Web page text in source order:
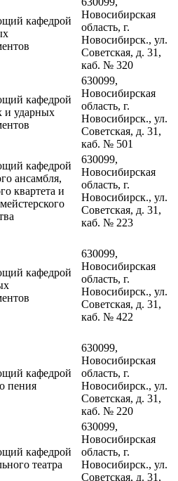
кафедрой
Новосибирская
область, г.
Новосибирск., ул.
Советская, д. 31,
каб. № 320
кафедрой
и ударных
630099,
Новосибирская
область, г.
Новосибирск., ул.
Советская, д. 31,
каб. № 501
кафедрой
ансамбля,
квартета и
630099,
Новосибирская
область, г.
Новосибирск., ул.
Советская, д. 31,
каб. № 223
кафедрой
630099,
Новосибирская
область, г.
Новосибирск., ул.
Советская, д. 31,
каб. № 422
кафедрой
пения
630099,
Новосибирская
область, г.
Новосибирск., ул.
Советская, д. 31,
каб. № 220
кафедрой
театра
630099,
Новосибирская
область, г.
Новосибирск., ул.
Советская, д. 31,